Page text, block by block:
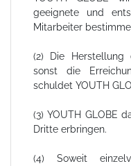
geeignete und
Mitarbeiter
(2) Die Herstellung
sonst die
schuldet YOUTH
(3) YOUTH GLOBE
Dritte erbringen.
(4) Soweit